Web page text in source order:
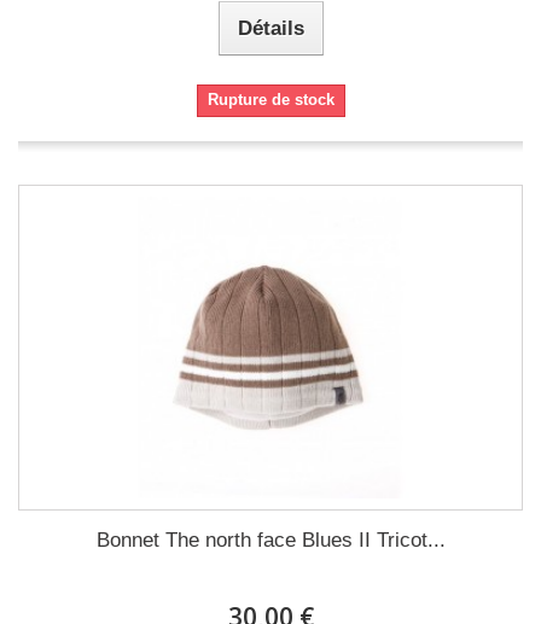
Détails
Rupture de stock
Bonnet The north face Blues II Tricot...
30,00 €